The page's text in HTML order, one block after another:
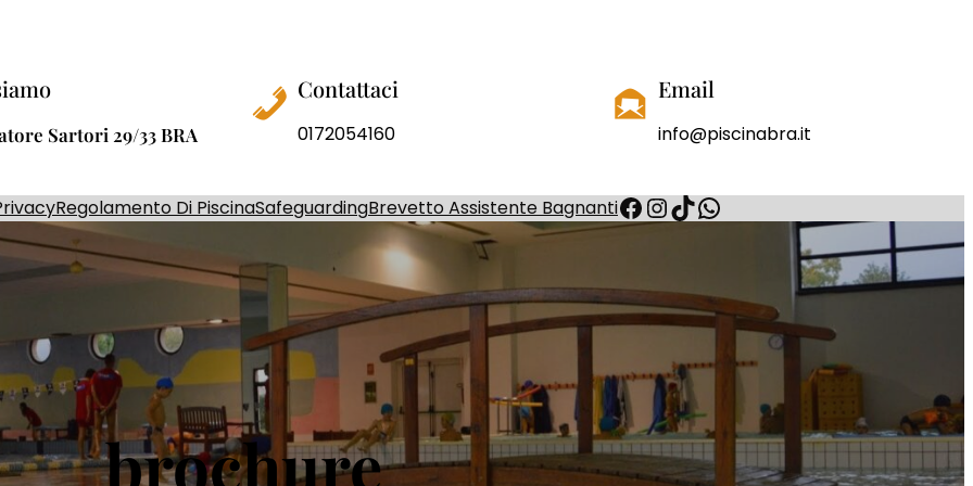
Sartori 29/33 BRA
Contattaci
0172054160
Email
info@piscinabra.it
Regolamento Di PiscinaSafeguardingBrevetto Assistente BagnantiFacebook InstagramTikTok WhatsApp
brochure